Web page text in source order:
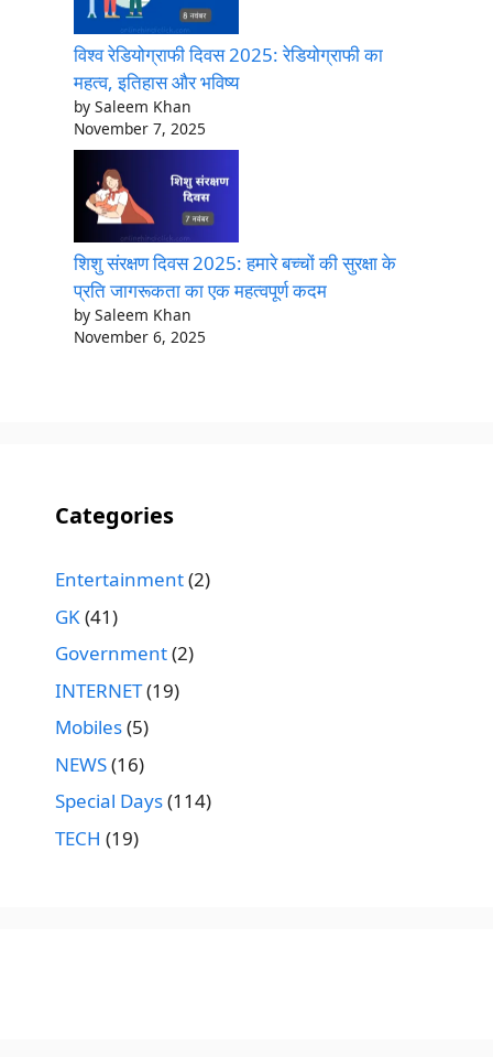
विश्व रेडियोग्राफी दिवस 2025: रेडियोग्राफी का
महत्व, इतिहास और भविष्य
by Saleem Khan
November 7, 2025
शिशु संरक्षण दिवस 2025: हमारे बच्चों की सुरक्षा के
प्रति जागरूकता का एक महत्वपूर्ण कदम
by Saleem Khan
November 6, 2025
Categories
Entertainment(2)
GK(41)
Government(2)
INTERNET(19)
Mobiles(5)
NEWS(16)
Special Days(114)
TECH (19)